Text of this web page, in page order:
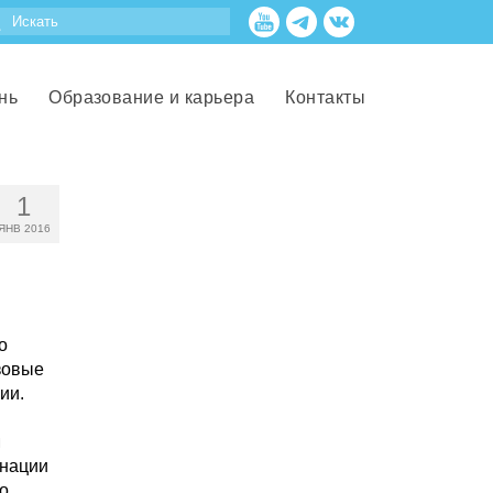
Образование и карьера Контакты
1
ЯНВ 2016